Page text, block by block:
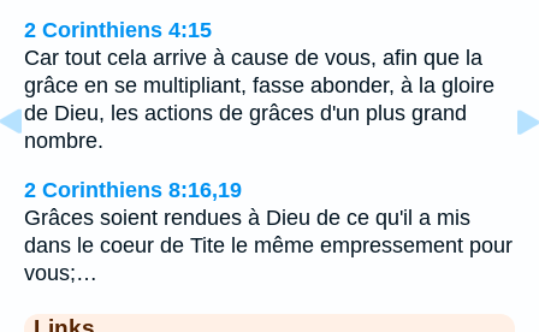
2 Corinthiens 4:15
Car tout cela arrive à cause de vous, afin que la
grâce en se multipliant, fasse abonder, à la gloire
de Dieu, les actions de grâces d'un plus grand
nombre.
2 Corinthiens 8:16,19
Grâces soient rendues à Dieu de ce qu'il a mis
dans le coeur de Tite le même empressement pour
vous;…
Links